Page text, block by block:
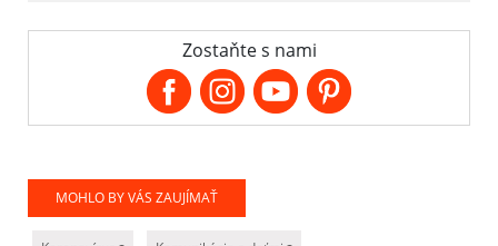
Zostaňte s nami
MOHLO BY VÁS ZAUJÍMAŤ